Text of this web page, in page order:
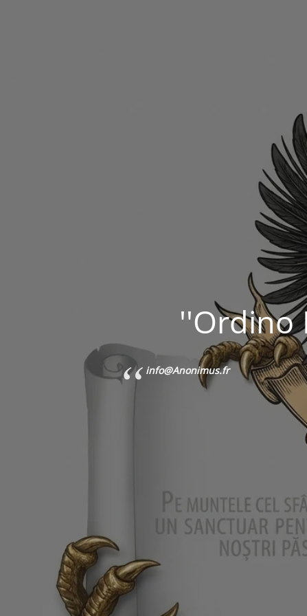
''Ordino
info@Anonimus.fr